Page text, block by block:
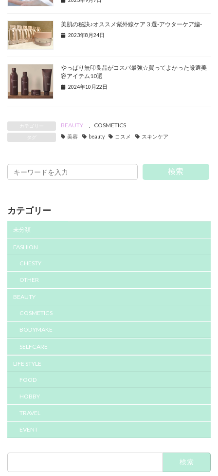
美肌の秘訣♪オススメ紫外線ケア３選-アウターケア編-
2023年8月24日
やっぱり無印良品がコスパ最強☆買ってよかった厳選美
容アイテム10選
2024年10月22日
カテゴリー BEAUTY 、 COSMETICS
タグ 美容 beauty コスメ スキンケア
検索
カテゴリー
未分類
FASHION
CHESTY
OTHER
BEAUTY
COSMETICS
BODYMAKE
SELFCARE
LIFE STYLE
FOOD
HOBBY
TRAVEL
EVENT
検